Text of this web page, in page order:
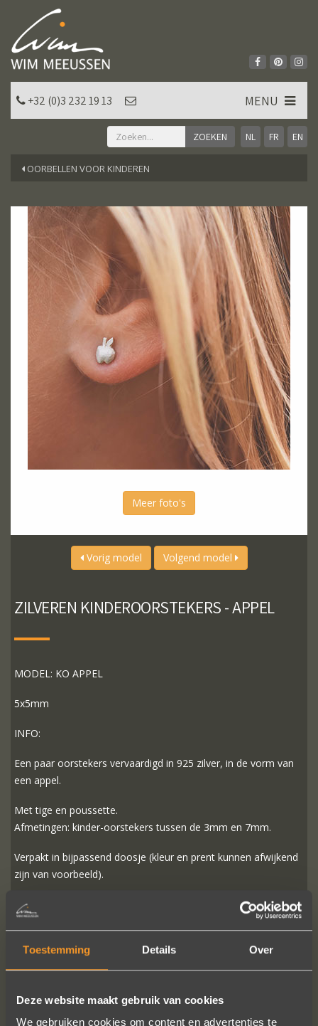
Toestemming Details Over
Deze website maakt gebruik van cookies
We gebruiken cookies om content en advertenties te
NL FR EN
+32 (0)3 232 19 13 MENU
OORBELLEN VOOR KINDEREN
Meer foto's
Vorig model Volgend model
ZILVEREN KINDEROORSTEKERS - APPEL
MODEL: KO APPEL
5x5mm
INFO:
Een paar oorstekers vervaardigd in 925 zilver, in de vorm van
een appel.
Met tige en poussette.
Afmetingen: kinder-oorstekers tussen de 3mm en 7mm.
Verpakt in bijpassend doosje (kleur en prent kunnen afwijkend
zijn van voorbeeld).
Prijs zoals afgebeeld
MEER INFO